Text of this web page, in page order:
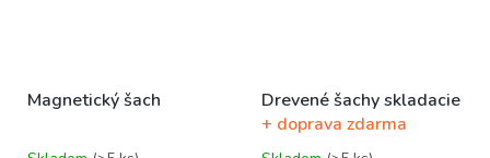
Magnetický šach
Drevené šachy skladacie
+ doprava zdarma